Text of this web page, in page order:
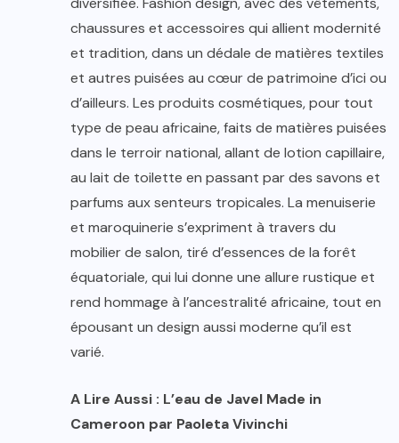
chaussures et accessoires qui allient modernité
et tradition, dans un dédale de matières textiles
et autres puisées au cœur de patrimoine d’ici ou
d’ailleurs. Les produits cosmétiques, pour tout
type de peau africaine, faits de matières puisées
dans le terroir national, allant de lotion capillaire,
au lait de toilette en passant par des savons et
parfums aux senteurs tropicales. La menuiserie
et maroquinerie s’expriment à travers du
mobilier de salon, tiré d’essences de la forêt
équatoriale, qui lui donne une allure rustique et
rend hommage à l’ancestralité africaine, tout en
épousant un design aussi moderne qu’il est
varié.
A Lire Aussi : L’eau de Javel Made in
Cameroon par Paoleta Vivinchi